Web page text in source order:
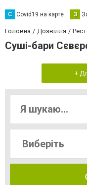
С Сovid19 на карте З
Головна Дозвілля
Суші-бари
+